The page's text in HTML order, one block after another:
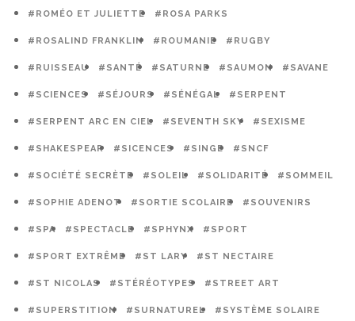
#ROMÉO ET JULIETTE #ROSA PARKS
#ROSALIND FRANKLIN #ROUMANIE #RUGBY
#RUISSEAU #SANTÉ #SATURNE #SAUMON #SAVANE
#SCIENCES #SÉJOURS #SÉNÉGAL #SERPENT
#SERPENT ARC EN CIEL #SEVENTH SKY #SEXISME
#SHAKESPEAR #SICENCES #SINGE #SNCF
#SOCIÉTÉ SECRÈTE #SOLEIL #SOLIDARITÉ #SOMMEIL
#SOPHIE ADENOT #SORTIE SCOLAIRE #SOUVENIRS
#SPA #SPECTACLE #SPHYNX #SPORT
#SPORT EXTRÊME #ST LARY #ST NECTAIRE
#ST NICOLAS #STÉRÉOTYPES #STREET ART
#SUPERSTITION #SURNATUREL #SYSTÈME SOLAIRE